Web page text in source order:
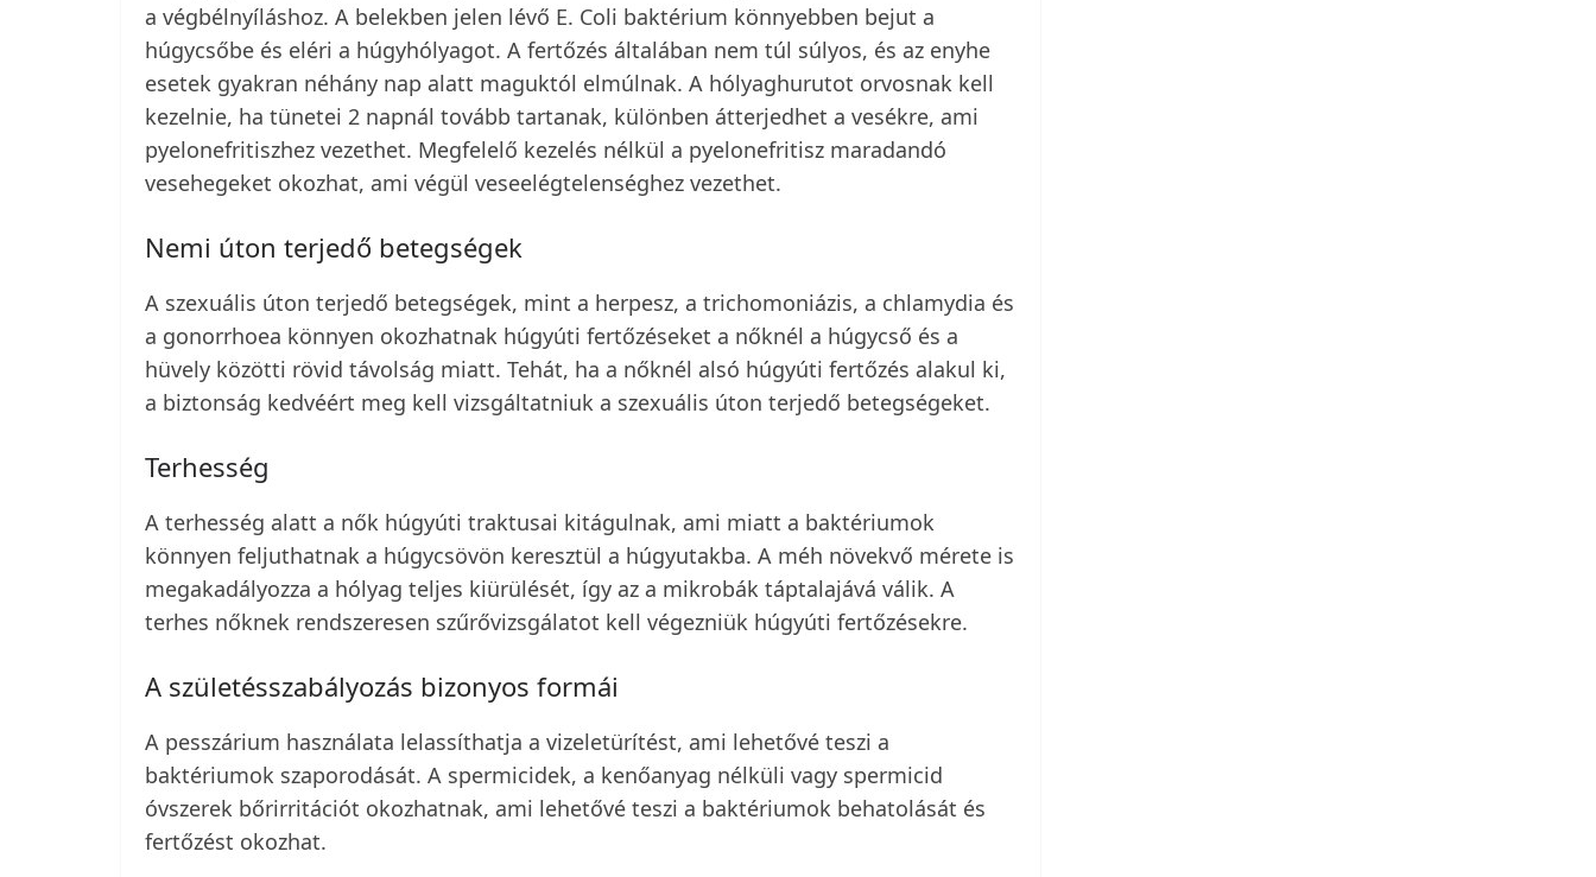
a végbélnyíláshoz. A belekben jelen lévő E. Coli baktérium könnyebben bejut a
húgycsőbe és eléri a húgyhólyagot. A fertőzés általában nem túl súlyos, és az enyhe
esetek gyakran néhány nap alatt maguktól elmúlnak. A hólyaghurutot orvosnak kell
kezelnie, ha tünetei 2 napnál tovább tartanak, különben átterjedhet a vesékre, ami
pyelonefritiszhez vezethet. Megfelelő kezelés nélkül a pyelonefritisz maradandó
vesehegeket okozhat, ami végül veseelégtelenséghez vezethet.
Nemi úton terjedő betegségek
A szexuális úton terjedő betegségek, mint a herpesz, a trichomoniázis, a chlamydia és
a gonorrhoea könnyen okozhatnak húgyúti fertőzéseket a nőknél a húgycső és a
hüvely közötti rövid távolság miatt. Tehát, ha a nőknél alsó húgyúti fertőzés alakul ki,
a biztonság kedvéért meg kell vizsgáltatniuk a szexuális úton terjedő betegségeket.
Terhesség
A terhesség alatt a nők húgyúti traktusai kitágulnak, ami miatt a baktériumok
könnyen feljuthatnak a húgycsövön keresztül a húgyutakba. A méh növekvő mérete is
megakadályozza a hólyag teljes kiürülését, így az a mikrobák táptalajává válik. A
terhes nőknek rendszeresen szűrővizsgálatot kell végezniük húgyúti fertőzésekre.
A születésszabályozás bizonyos formái
A pesszárium használata lelassíthatja a vizeletürítést, ami lehetővé teszi a
baktériumok szaporodását. A spermicidek, a kenőanyag nélküli vagy spermicid
óvszerek bőrirritációt okozhatnak, ami lehetővé teszi a baktériumok behatolását és
fertőzést okozhat.